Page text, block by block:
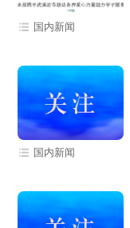
国内新闻
国内新闻